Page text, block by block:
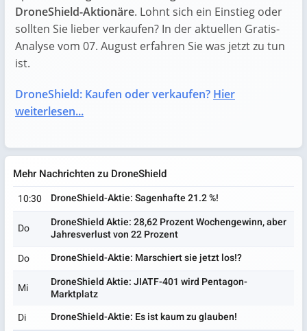
DroneShield-Aktionäre. Lohnt sich ein Einstieg oder
sollten Sie lieber verkaufen? In der aktuellen Gratis-
Analyse vom 07. August erfahren Sie was jetzt zu tun
ist.
DroneShield: Kaufen oder verkaufen? Hier
weiterlesen...
Mehr Nachrichten zu DroneShield
10:30 DroneShield-Aktie: Sagenhafte 21.2 %!
Do
DroneShield Aktie: 28,62 Prozent Wochengewinn, aber
Jahresverlust von 22 Prozent
Do
DroneShield-Aktie: Marschiert sie jetzt los!?
Mi
DroneShield Aktie: JIATF-401 wird Pentagon-
Marktplatz
Di
DroneShield-Aktie: Es ist kaum zu glauben!